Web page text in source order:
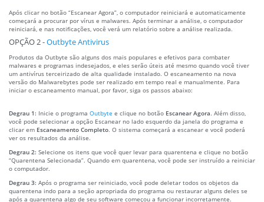
Após clicar no botão “Escanear Agora”, o computador reiniciará e automaticamente
começará a procurar por vírus e malwares. Após terminar a análise, o computador
reiniciará, e nas notificações, você verá um relatório sobre a análise realizada.
OPÇÃO 2 -Outbyte Antivirus
Produtos da Outbyte são alguns dos mais populares e efetivos para combater
malwares e programas indesejados, e eles serão úteis até mesmo quando você tiver
um antivírus terceirizado de alta qualidade instalado. O escaneamento na nova
versão do Malwarebytes pode ser realizado em tempo real e manualmente. Para
iniciar o escaneamento manual, por favor, siga os passos abaixo:
Degrau 1: Inicie o programa Outbyte e clique no botão Escanear Agora. Além disso,
você pode selecionar a opção Escanear no lado esquerdo da janela do programa e
clicar em Escaneamento Completo. O sistema começará a escanear e você poderá
ver os resultados da análise.
Degrau 2: Selecione os itens que você quer levar para quarentena e clique no botão
“Quarentena Selecionada”. Quando em quarentena, você pode ser instruído a reiniciar
o computador.
Degrau 3: Após o programa ser reiniciado, você pode deletar todos os objetos da
quarentena indo para a seção apropriada do programa ou restaurar alguns deles se
após a quarentena algo de seu software começou a funcionar incorretamente.